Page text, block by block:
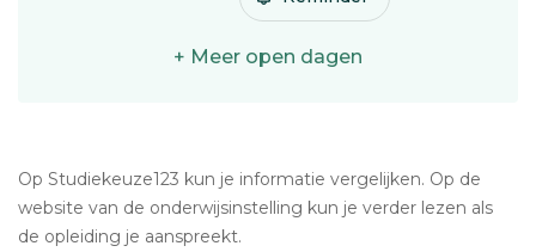
+ Meer open dagen
Op Studiekeuze123 kun je informatie vergelijken. Op de
website van de onderwijsinstelling kun je verder lezen als
de opleiding je aanspreekt.